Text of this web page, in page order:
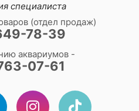
специалиста
(отдел продаж)
78-39
аквариумов -
07-61